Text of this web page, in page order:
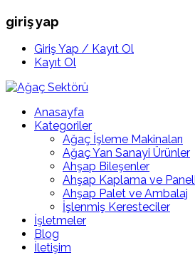
giriş yap
Giriş Yap / Kayıt Ol
Kayıt Ol
Anasayfa
Kategoriler
Ağaç İşleme Makinaları
Ağaç Yan Sanayi Ürünler
Ahşap Bileşenler
Ahşap Kaplama ve
Ahşap Palet ve Ambalaj
İşlenmiş Keresteciler
İşletmeler
Blog
İletişim